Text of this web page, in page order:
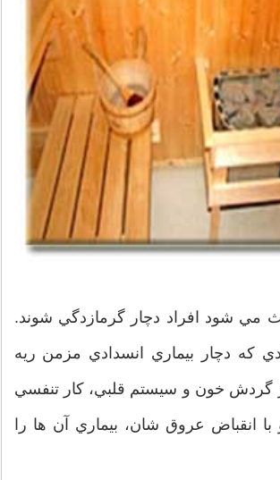
مي‌ شود افراد دچار گرمازدگي شوند.
كه دچار بيماري انسدادي مزمن ريه
بر گردش خون و سيستم قلبي‌، كار تنفسي‌
با انقباض عروق ‌شان، بيماري‌ آن ها را